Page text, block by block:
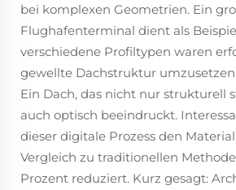
bei komplexen Geometrien. Ein
Flughafenterminal dient als
verschiedene Profiltypen waren
gewellte Dachstruktur
Ein Dach, das nicht nur strukturell
auch optisch beeindruckt.
dieser digitale Prozess den
Vergleich zu traditionellen
Prozent reduziert. Kurz gesagt: